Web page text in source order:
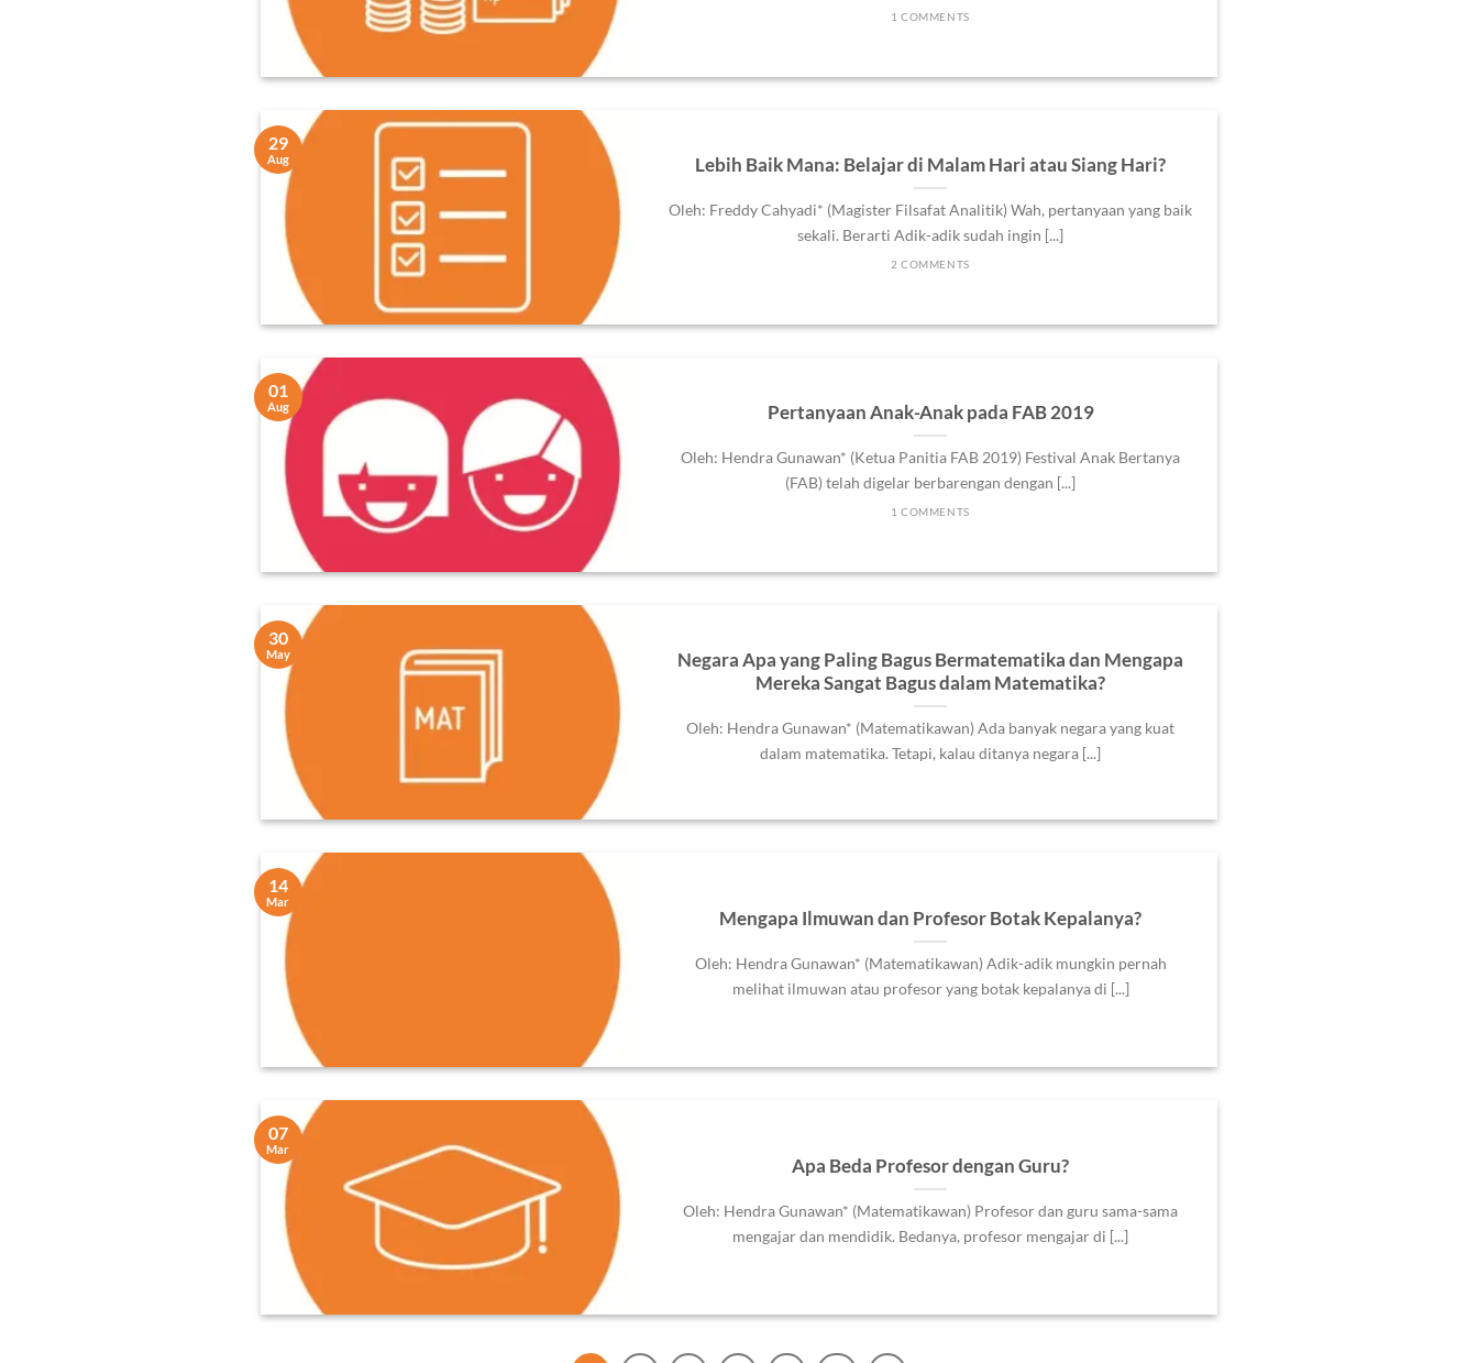
1 COMMENTS
Lebih Baik Mana: Belajar di Malam Hari atau Siang Hari?
Oleh: Freddy Cahyadi* (Magister Filsafat Analitik) Wah, pertanyaan yang baik
sekali. Berarti Adik-adik sudah ingin [...]
2 COMMENTS
29
Aug
Pertanyaan Anak-Anak pada FAB 2019
Oleh: Hendra Gunawan* (Ketua Panitia FAB 2019) Festival Anak Bertanya
(FAB) telah digelar berbarengan dengan [...]
1 COMMENTS
01
Aug
Negara Apa yang Paling Bagus Bermatematika dan Mengapa
Mereka Sangat Bagus dalam Matematika?
Oleh: Hendra Gunawan* (Matematikawan) Ada banyak negara yang kuat
dalam matematika. Tetapi, kalau ditanya negara [...]
30
May
Mengapa Ilmuwan dan Profesor Botak Kepalanya?
Oleh: Hendra Gunawan* (Matematikawan) Adik-adik mungkin pernah
melihat ilmuwan atau profesor yang botak kepalanya di [...]
14
Mar
Apa Beda Profesor dengan Guru?
Oleh: Hendra Gunawan* (Matematikawan) Profesor dan guru sama-sama
mengajar dan mendidik. Bedanya, profesor mengajar di [...]
07
Mar